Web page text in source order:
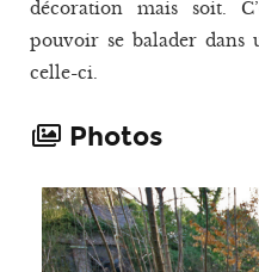
décoration mais soit.
pouvoir se balader dans
celle-ci.
Photos